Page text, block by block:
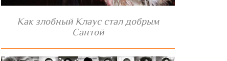
Как злобный Клаус стал добрым
Сантой